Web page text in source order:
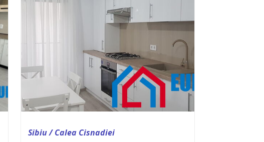
Sibiu / Calea Cisnadiei